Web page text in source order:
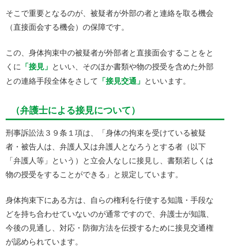
そこで重要となるのが、被疑者が外部の者と連絡を取る機会
（直接面会する機会）の保障です。
この、身体拘束中の被疑者が外部者と直接面会することをと
くに 「接見」 といい、そのほか書類や物の授受を含めた外部
との連絡手段全体をさして 「接見交通」 といいます。
（弁護士による接見について）
刑事訴訟法３９条１項は、「身体の拘束を受けている被疑
者・被告人は、弁護人又は弁護人となろうとする者（以下
「弁護人等」という）と立会人なしに接見し、書類若しくは
物の授受をすることができる」と規定しています。
身体拘束下にある方は、自らの権利を行使する知識・手段な
どを持ち合わせていないのが通常ですので、弁護士が知識、
今後の見通し、対応・防御方法を伝授するために接見交通権
が認められています。